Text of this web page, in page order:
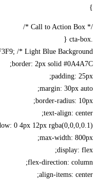
}
/* Call to Action Box */
.cta-box {
/* Light Blue Background */
border: 2px solid #0A4A7C;
padding: 25px;
margin: 30px auto;
border-radius: 10px;
text-align: center;
0 4px 12px rgba(0,0,0,0.1);
max-width: 800px;
display: flex;
flex-direction: column;
align-items: center;